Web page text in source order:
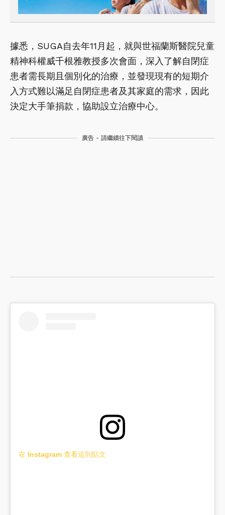
據悉，SUGA自去年11月起，就與世福蘭斯醫院兒童
精神科權威千根雅教授多次會面，深入了解自閉症
患者需長期且個別化的治療，並發現現有的短期介
入方式難以滿足自閉症患者及其家庭的需求，因此
決定大手筆捐款，協助設立治療中心。
廣告 - 請繼續往下閱讀
在 Instagram 查看這則貼文